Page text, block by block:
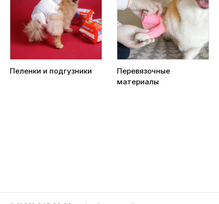
Пеленки и подгузники
Перевязочные
материалы